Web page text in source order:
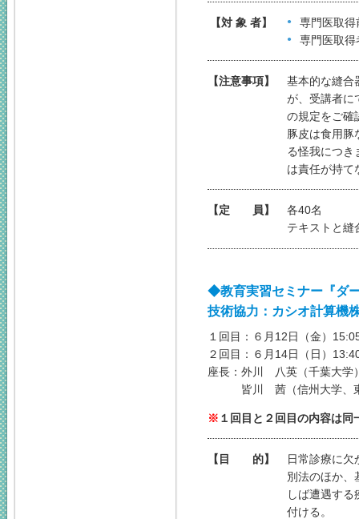
【対 象 者】
専門医取得
専門医取得
【注意事項】
基本的な縫合
が、受講者に
の規定をご確
豚皮は食用豚
る怪我につき
は責任が持て
【定 員】
各40名
テキストと縫
◆教育実習セミナー『
技術協力：カシオ計算機
１回目：６月12日（金）
２回目：６月14日（日）
座長： 外川 八英（千葉大学
皆川 茜（信州大学、
※ １回目と２回目の内容は同
【目 的】
日常診療に欠
別法のほか、
しば遭遇す
付ける。